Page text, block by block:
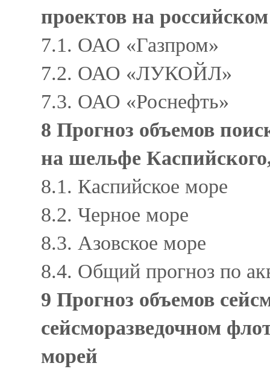
проектов на
7.1. ОАО «Газпром»
7.2. ОАО «ЛУКОЙЛ»
7.3. ОАО «Роснефть»
8 Прогноз объемов
на шельфе
8.1. Каспийское море
8.2. Черное море
8.3. Азовское море
8.4. Общий прогноз по
9 Прогноз объемов
сейсморазведочном
морей